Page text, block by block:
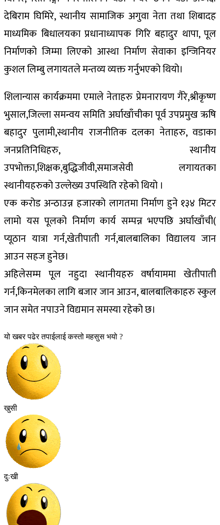
देबिराम घिमिरे, स्थानीय सामाजिक अगुवा नेता तथा शिबादह
माध्यमिक बिधालयका प्रधानाध्यापक गिरि बहादुर थापा, पूल
निर्माणको जिम्मा लिएको आस्था निर्माण सेवाका इन्जिनियर
कुशल लिम्बु लगायतले मन्तव्य व्यक्त गर्नुभएको थियो।
शिलान्यास कार्यक्रममा एमाले नेताहरु प्रेमनारायण गैरे,श्रीकृष्ण
भुसाल,जिल्ला समन्वय समिति अर्घाखाँचीका पूर्व उपप्रमुख ऋषि
बहादुर पुलामी,स्थानीय राजनीतिक दलका नेताहरु, वडाका
जनप्रतिनिधिहरु, स्थानीय
उपभोक्ता,शिक्षक,बुद्धिजीवी,समाजसेवी लगायतका
स्थानीयहरुको उल्लेख्य उपस्थिति रहेको थियो ।
एक करोड अन्ठाउन्न हजारको लागतमा निर्माण हुने १३४ मिटर
लामो यस पूलको निर्माण कार्य सम्पन्न भएपछि अर्घाखाँची(
प्यूठान यात्रा गर्न,खेतीपाती गर्न,बालबालिका विद्यालय जान
आउन सहज हुनेछ।
अहिलेसम्म पूल नहुदा स्थानीयहरु वर्षायाममा खेतीपाती
गर्न,किनमेलका लागि बजार जान आउन, बालबालिकाहरु स्कुल
जान समेत नपाउने विद्यमान समस्या रहेको छ।
यो खबर पढेर तपाईलाई कस्तो महसुस भयो ?
खुसी
दुःखी